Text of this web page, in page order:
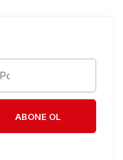
ABONE OL